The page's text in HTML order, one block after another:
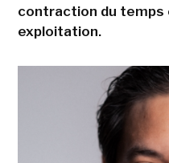
contraction du
exploitation.